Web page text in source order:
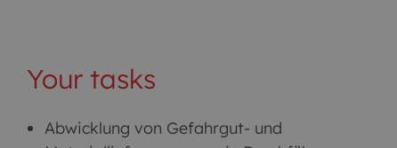
Your tasks
Abwicklung von Gefahrgut- und